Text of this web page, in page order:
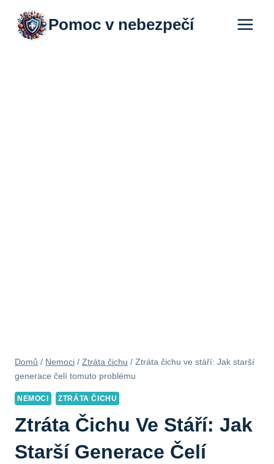
Přeskočit
obsah
Pomoc v nebezpečí
Domů / Nemoci / Ztráta čichu / Ztráta čichu ve stáří: Jak starší
generace čelí tomuto problému
NEMOCI ZTRÁTA ČICHU
Ztráta Čichu Ve Stáří: Jak
Starší Generace Čelí